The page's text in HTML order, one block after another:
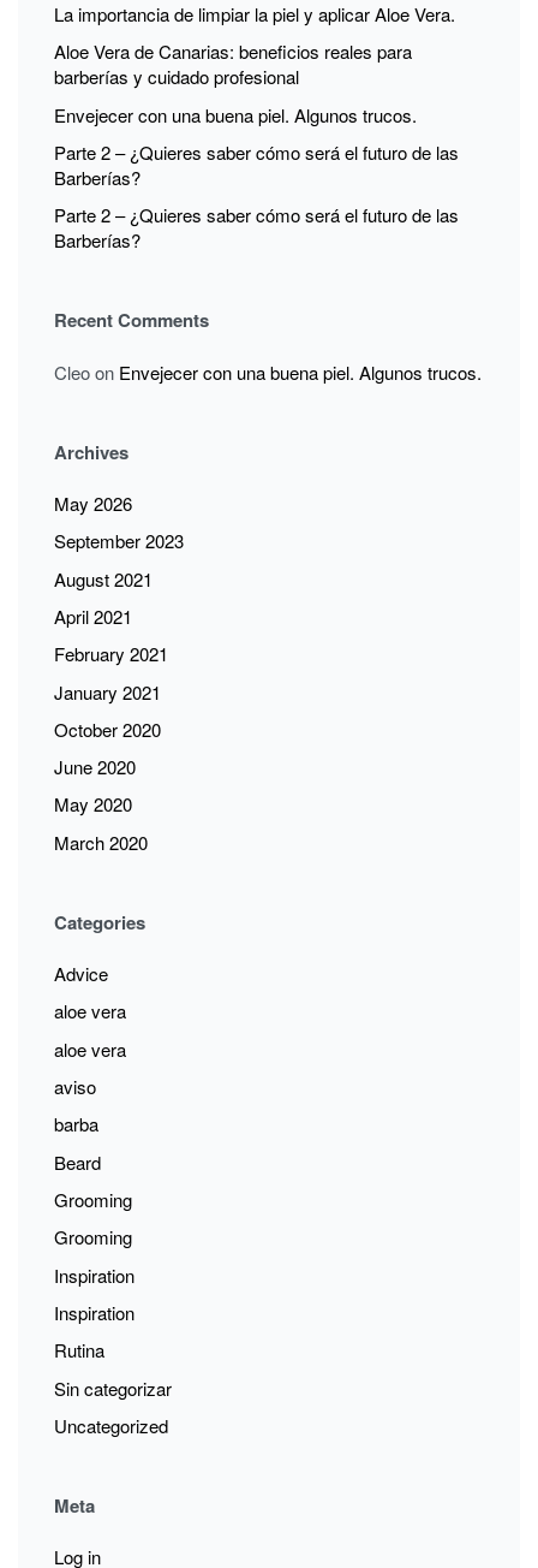
La importancia de limpiar la piel y aplicar Aloe Vera.
Aloe Vera de Canarias: beneficios reales para
barberías y cuidado profesional
Envejecer con una buena piel. Algunos trucos.
Parte 2 – ¿Quieres saber cómo será el futuro de las
Barberías?
Parte 2 – ¿Quieres saber cómo será el futuro de las
Barberías?
Recent Comments
Cleoon Envejecer con una buena piel. Algunos trucos.
Archives
May 2026
September 2023
August 2021
April 2021
February 2021
January 2021
October 2020
June 2020
May 2020
March 2020
Categories
Advice
aloe vera
aloe vera
aviso
barba
Beard
Grooming
Grooming
Inspiration
Inspiration
Rutina
Sin categorizar
Uncategorized
Meta
Log in